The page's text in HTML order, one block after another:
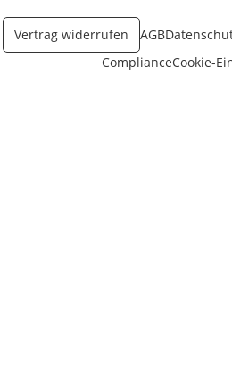
Vertrag widerrufen AGB
ComplianceCookie-